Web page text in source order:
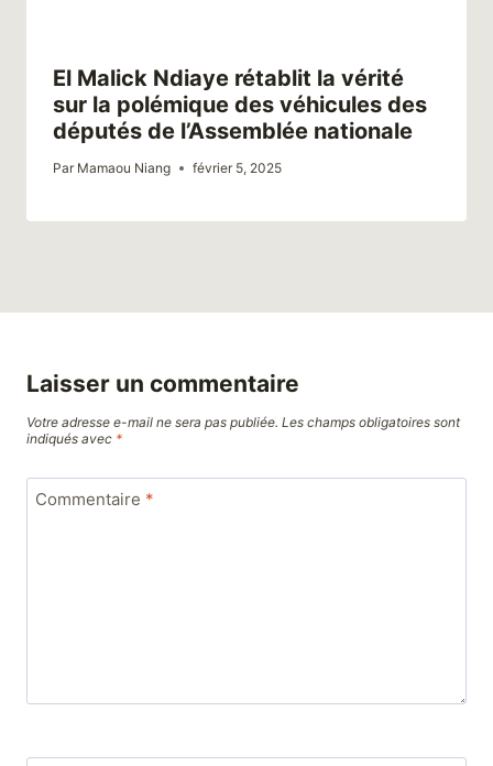
El Malick Ndiaye rétablit la vérité
sur la polémique des véhicules des
députés de l’Assemblée nationale
Par Mamaou Niang février 5, 2025
Laisser un commentaire
Votre adresse e-mail ne sera pas publiée. Les champs obligatoires sont
indiqués avec *
Commentaire *